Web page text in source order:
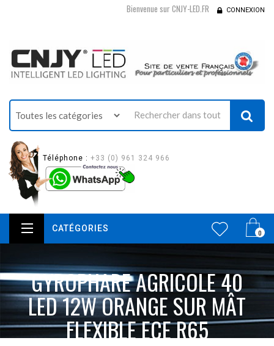
Bienvenue sur CNJY-LED.FR CONNEXION
Téléphone : +33 (0) 961 324 966
0
CATÉGORIES
GYROPHARE AGRICOLE 40
LED 12W ORANGE SUR MÂT
FLEXIBLE ECE R65